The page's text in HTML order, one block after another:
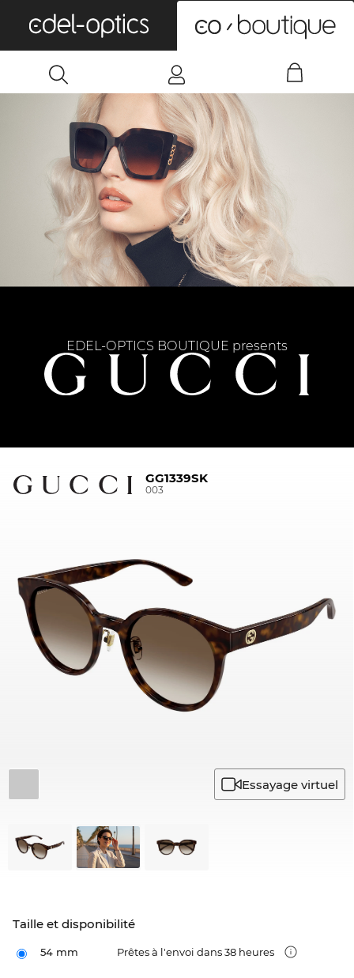
EDEL-OPTICS BOUTIQUE presents
GG1339SK
003
Essayage virtuel
Taille et disponibilité
54 mm Prêtes à l'envoi dans 38 heures